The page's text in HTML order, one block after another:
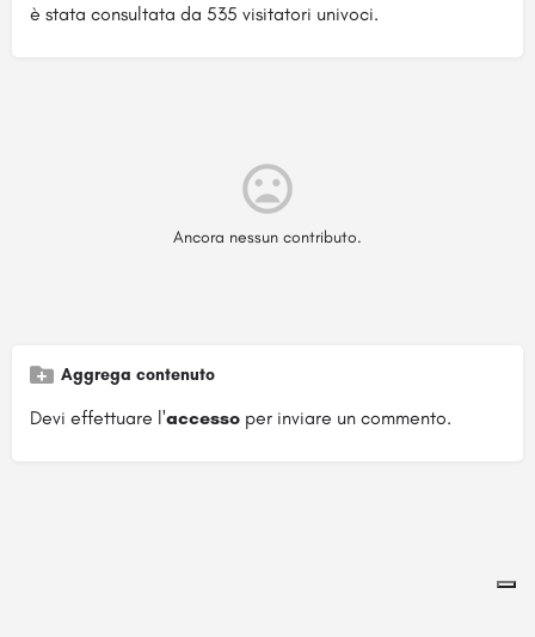
è stata consultata da 535 visitatori univoci.
Ancora nessun contributo.
Aggrega contenuto
Devi effettuare l'accesso per inviare un commento.